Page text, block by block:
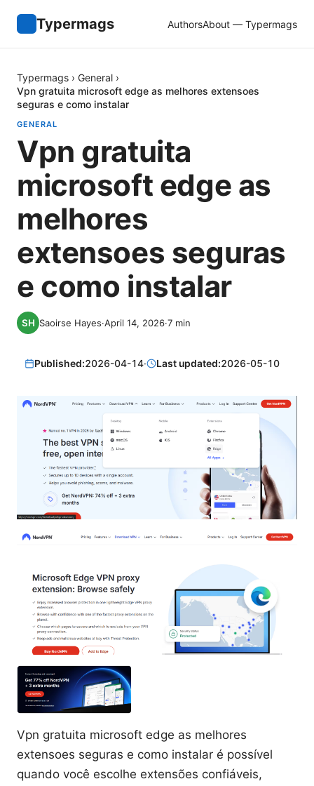
Typermags AuthorsAbout — Typermags
Typermags › General ›
Vpn gratuita microsoft edge as melhores extensoes
seguras e como instalar
GENERAL
Vpn gratuita
microsoft edge as
melhores
extensoes seguras
e como instalar
Saoirse Hayes·April 14, 2026·7 min
Published:2026-04-14· Last updated:2026-05-10
Vpn gratuita microsoft edge as melhores
extensoes seguras e como instalar é possível
quando você escolhe extensões confiáveis,